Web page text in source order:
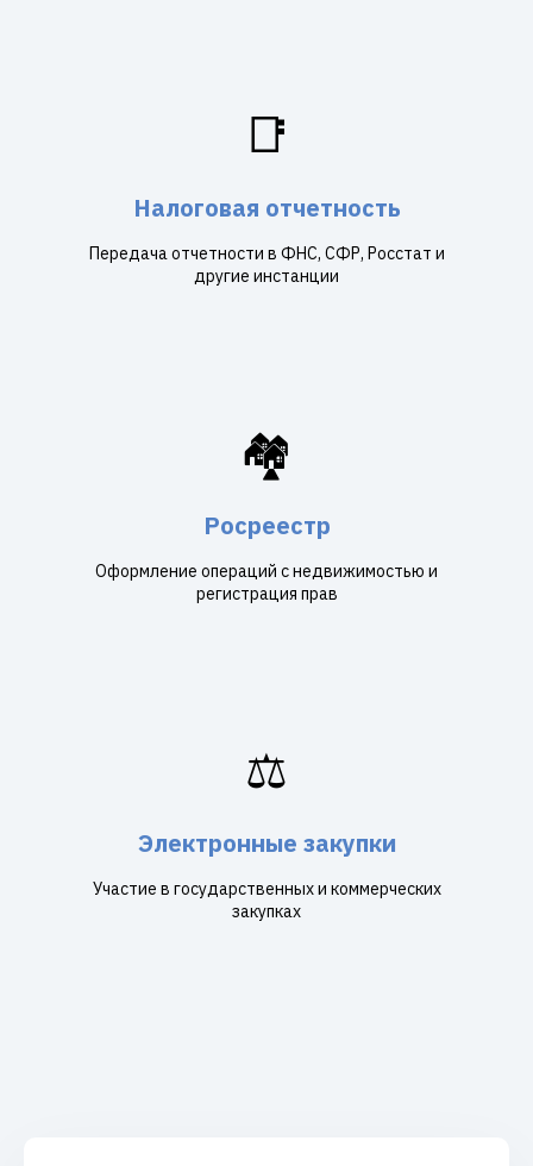
📑
Налоговая отчетность
Передача отчетности в ФНС, СФР, Росстат и
другие инстанции
🏘️
Росреестр
Оформление операций с недвижимостью и
регистрация прав
⚖️
Электронные закупки
Участие в государственных и коммерческих
закупках